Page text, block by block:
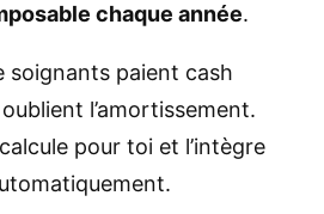
chaque année.
soignants paient cash
l’amortissement.
pour toi et l’intègre